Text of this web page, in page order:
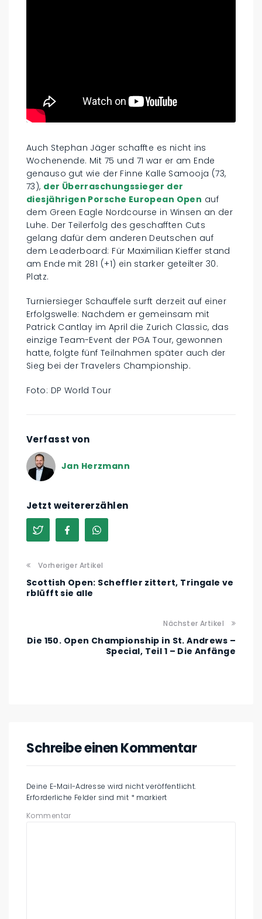
Auch Stephan Jäger schaffte es nicht ins
Wochenende. Mit 75 und 71 war er am Ende
genauso gut wie der Finne Kalle Samooja (73,
73), der Überraschungssieger der
diesjährigen Porsche European Open auf
dem Green Eagle Nordcourse in Winsen an der
Luhe. Der Teilerfolg des geschafften Cuts
gelang dafür dem anderen Deutschen auf
dem Leaderboard: Für Maximilian Kieffer stand
am Ende mit 281 (+1) ein starker geteilter 30.
Platz.
Turniersieger Schauffele surft derzeit auf einer
Erfolgswelle: Nachdem er gemeinsam mit
Patrick Cantlay im April die Zurich Classic, das
einzige Team-Event der PGA Tour, gewonnen
hatte, folgte fünf Teilnahmen später auch der
Sieg bei der Travelers Championship.
Foto: DP World Tour
Verfasst von
Jan Herzmann
Jetzt weitererzählen
Vorheriger Artikel
Scottish Open: Scheffler zittert, Tringale ve
rblüfft sie alle
Nächster Artikel
Die 150. Open Championship in St. Andrews –
Special, Teil 1 – Die Anfänge
Schreibe einen Kommentar
Deine E-Mail-Adresse wird nicht veröffentlicht.
Erforderliche Felder sind mit * markiert
Kommentar